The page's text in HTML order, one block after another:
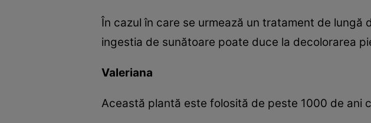
În cazul în care se urmează un tratament de
ingestia de sunătoare poate duce la decolorarea
Valeriana
Această plantă este folosită de peste 1000 de ani